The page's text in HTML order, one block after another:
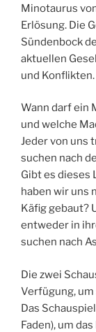
Minotaurus
Erlösung. Die
Sündenbock
aktuellen
und Konflikten.
Wann darf ein
und welche
Jeder von uns
suchen nach
Gibt es dieses
haben wir uns
Käfig gebaut?
entweder in
suchen nach
Die zwei
Verfügung,
Das
Faden), um